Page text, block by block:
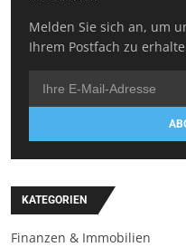
Melden Sie sich an, um
Ihrem Postfach zu
KATEGORIEN
Finanzen & Immobilien